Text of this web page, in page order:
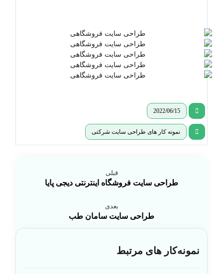
2022/06/15
نمونه کار های طراحی سایت شرکتی
قبلی
طراحی سایت فروشگاه اینترنتی دیجی پایا
بعدی
طراحی سایت سامان طب
نمونه‌کار های مرتبط